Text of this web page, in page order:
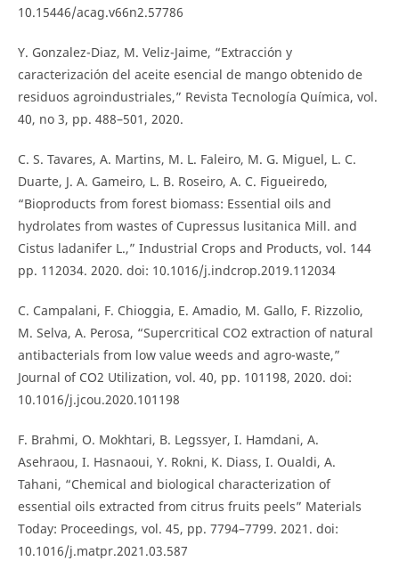
10.15446/acag.v66n2.57786
Y. Gonzalez-Diaz, M. Veliz-Jaime, “Extracción y
caracterización del aceite esencial de mango obtenido de
residuos agroindustriales,” Revista Tecnología Química, vol.
40, no 3, pp. 488–501, 2020.
C. S. Tavares, A. Martins, M. L. Faleiro, M. G. Miguel, L. C.
Duarte, J. A. Gameiro, L. B. Roseiro, A. C. Figueiredo,
“Bioproducts from forest biomass: Essential oils and
hydrolates from wastes of Cupressus lusitanica Mill. and
Cistus ladanifer L.,” Industrial Crops and Products, vol. 144
pp. 112034. 2020. doi: 10.1016/j.indcrop.2019.112034
C. Campalani, F. Chioggia, E. Amadio, M. Gallo, F. Rizzolio,
M. Selva, A. Perosa, “Supercritical CO2 extraction of natural
antibacterials from low value weeds and agro-waste,”
Journal of CO2 Utilization, vol. 40, pp. 101198, 2020. doi:
10.1016/j.jcou.2020.101198
F. Brahmi, O. Mokhtari, B. Legssyer, I. Hamdani, A.
Asehraou, I. Hasnaoui, Y. Rokni, K. Diass, I. Oualdi, A.
Tahani, “Chemical and biological characterization of
essential oils extracted from citrus fruits peels” Materials
Today: Proceedings, vol. 45, pp. 7794–7799. 2021. doi:
10.1016/j.matpr.2021.03.587